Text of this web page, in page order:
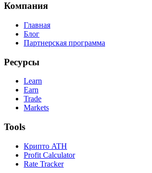
Компания
Главная
Блог
Партнерская программа
Ресурсы
Learn
Earn
Trade
Markets
Tools
Крипто ATH
Profit Calculator
Rate Tracker